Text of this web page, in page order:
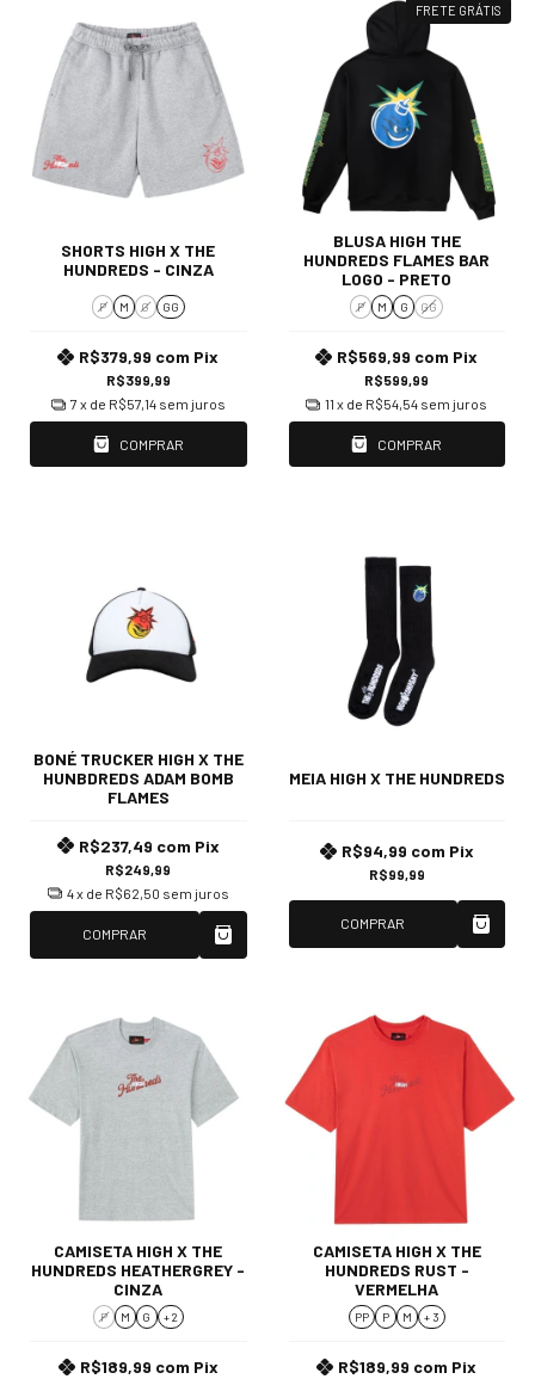
SHORTS HIGH X THE
HUNDREDS - CINZA
P M G GG
R$399,99
R$379,99 com Pix
7 x de R$57,14 sem juros
COMPRAR
FRETE GRÁTIS
BLUSA HIGH THE
HUNDREDS FLAMES BAR
LOGO - PRETO
P M G GG
R$599,99
R$569,99 com Pix
11 x de R$54,54 sem juros
COMPRAR
BONÉ TRUCKER HIGH X THE
HUNBDREDS ADAM BOMB
FLAMES
R$249,99
R$237,49 com Pix
4x de R$62,50 sem juros
COMPRAR
MEIA HIGH X THE HUNDREDS
R$99,99
R$94,99 com Pix
COMPRAR
CAMISETA HIGH X THE
HUNDREDS HEATHERGREY -
CINZA
P M G + 2
R$189,99 com Pix
CAMISETA HIGH X THE
HUNDREDS RUST -
VERMELHA
PP P M + 3
R$189,99 com Pix